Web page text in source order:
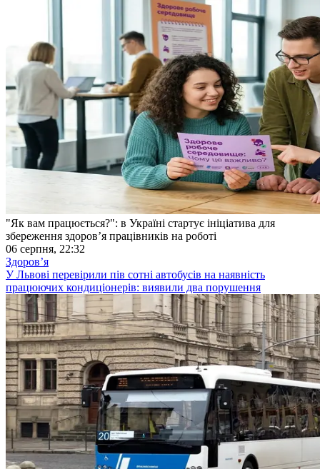
"Як вам працюється?": в Україні стартує ініціатива для
збереження здоров’я працівників на роботі
06 серпня, 22:32
Здоровʼя
У Львові перевірили пів сотні автобусів на наявність
працюючих кондиціонерів: виявили два порушення